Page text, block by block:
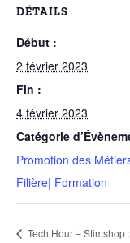
DÉTAILS
Début :
2 février 2023
Fin :
4 février 2023
Catégorie
Promotion des
Filière| Formation
Tech Hour – Stimshop